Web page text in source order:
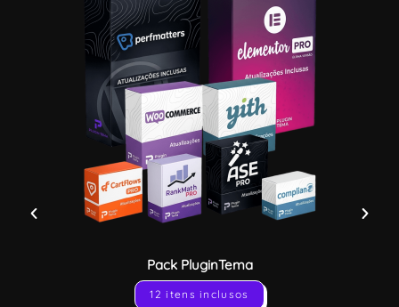
Pack PluginTema
12 itens inclusos